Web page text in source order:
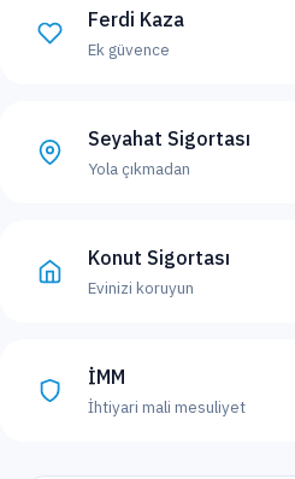
Ferdi Kaza
Ek güvence
Seyahat Sigortası
Yola çıkmadan
Konut Sigortası
Evinizi koruyun
İMM
İhtiyari mali mesuliyet